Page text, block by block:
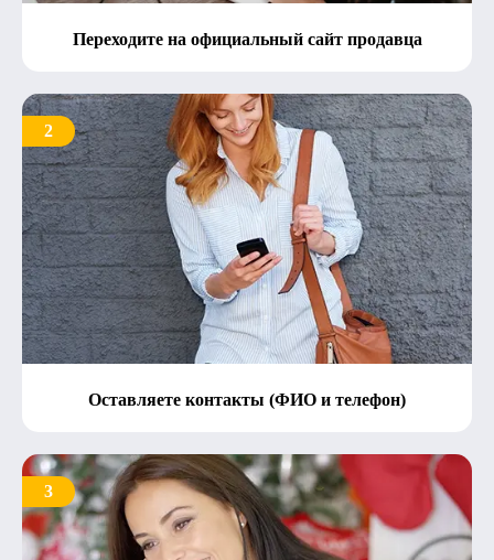
Переходите на официальный сайт продавца
2
Оставляете контакты (ФИО и телефон)
3